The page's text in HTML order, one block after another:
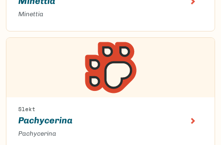
Minettia
Slekt
Pachycerina
Pachycerina